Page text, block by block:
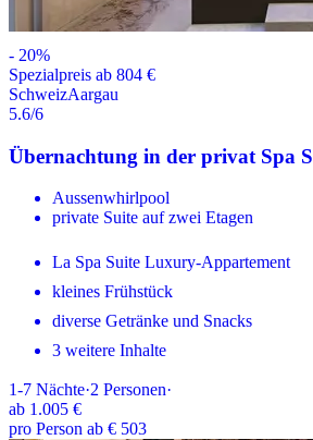
- 20%
Spezialpreis ab 804 €
SchweizAargau
5.6/6
Übernachtung in der privat Spa
Aussenwhirlpool
private Suite auf zwei Etagen
La Spa Suite Luxury-Appartement
kleines Frühstück
diverse Getränke und Snacks
3 weitere Inhalte
1-7 Nächte·2 Personen·
ab 1.005 €
pro Person ab € 503